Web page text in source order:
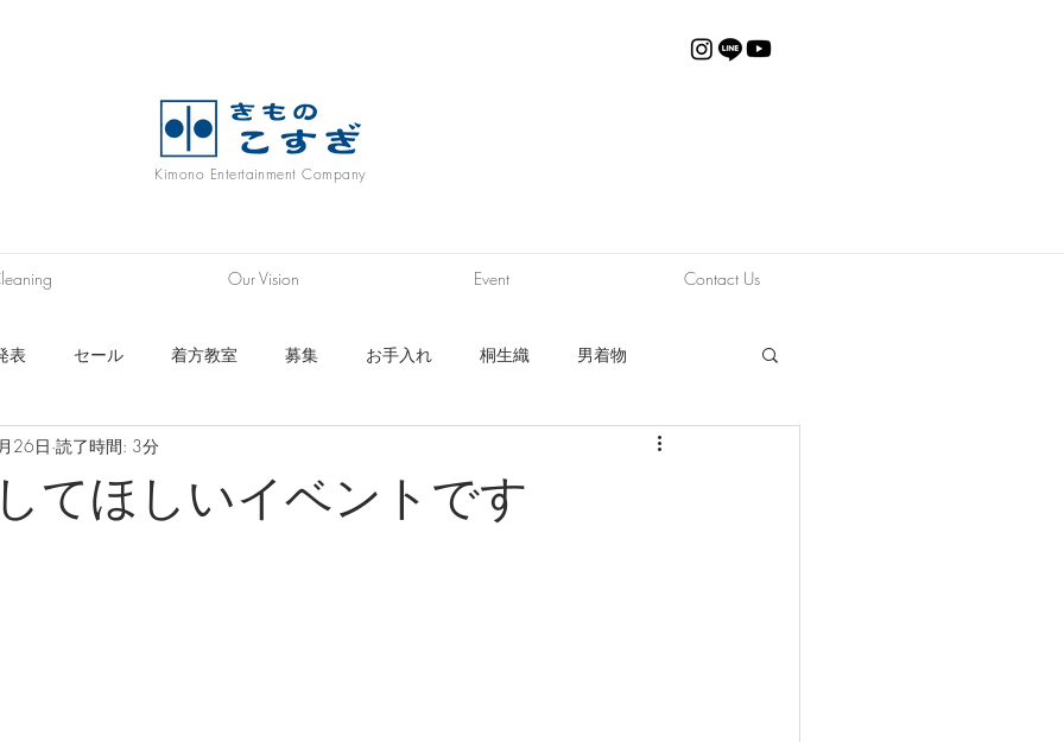
Kimono Entertainment Company
Our Vision Event Contact Us
表 セール 着方教室 募集 お手入れ 桐生織 男着物
ム着物 履物 限定販売
てほしいイベントです
26日 読了時間: 3分